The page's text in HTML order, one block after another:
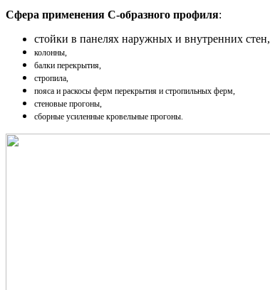
Сфера применения С-образного профиля:
стойки в панелях наружных и внутренних стен,
колонны,
балки перекрытия,
стропила,
пояса и раскосы ферм перекрытия и стропильных ферм,
стеновые прогоны,
сборные усиленные кровельные прогоны.